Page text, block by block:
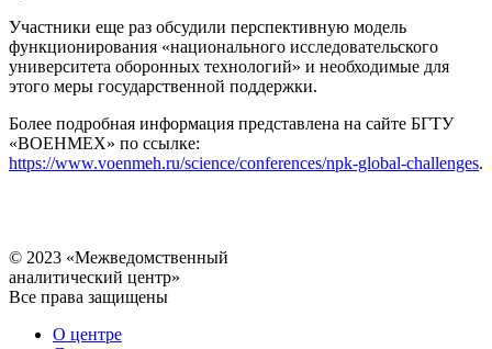
Участники еще раз обсудили перспективную модель
функционирования «национального исследовательского
университета оборонных технологий» и необходимые для
этого меры государственной поддержки.
Более подробная информация представлена на сайте БГТУ
«ВОЕНМЕХ» по ссылке:
https://www.voenmeh.ru/science/conferences/npk-global-challenges.
© 2023 «Межведомственный
аналитический центр»
Все права защищены
О центре